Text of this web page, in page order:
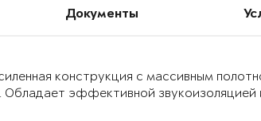
Документы
конструкция с массивным
Обладает эффективной